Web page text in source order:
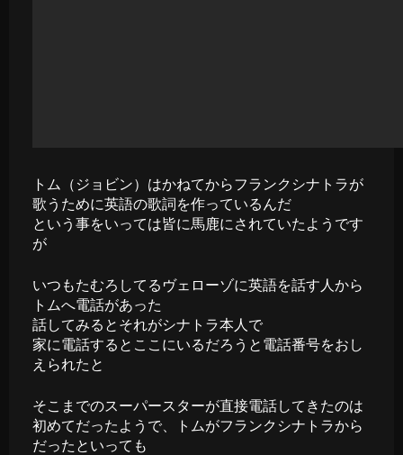
トム（ジョビン）はかねてからフランクシナトラが
歌うために英語の歌詞を作っているんだ
という事をいっては皆に馬鹿にされていたようです
が
いつもたむろしてるヴェローゾに英語を話す人から
トムへ電話があった
話してみるとそれがシナトラ本人で
家に電話するとここにいるだろうと電話番号をおし
えられたと
そこまでのスーパースターが直接電話してきたのは
初めてだったようで、トムがフランクシナトラから
だったといっても